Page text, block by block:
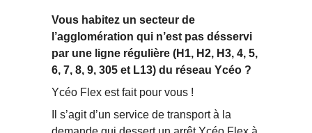
Vous habitez un secteur de
l’agglomération qui n’est pas désservi
par une ligne régulière (H1, H2, H3, 4, 5,
6, 7, 8, 9, 305 et L13) du réseau Ycéo ?
Ycéo Flex est fait pour vous !
Il s’agit d’un service de transport à la